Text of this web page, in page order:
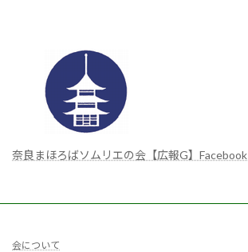
奈良まほろばソムリエの会【広報G】Facebook
会について